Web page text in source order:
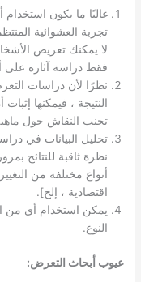
غالبًا ما يكون استخدام
تجربة العشوائية
لا يمكنك تعريض
فقط دراسة آثاره على
نظرًا لأن دراسات
النتيجة ، فيمكنها
تجنب النقاش حول
تحليل البيانات في
نظرة ثاقبة للنتائج
أنواع مختلفة من
اقتصادية ، إلخ].
يمكن استخدام أي من
النوع.
عيوب أبحاث التعرض: